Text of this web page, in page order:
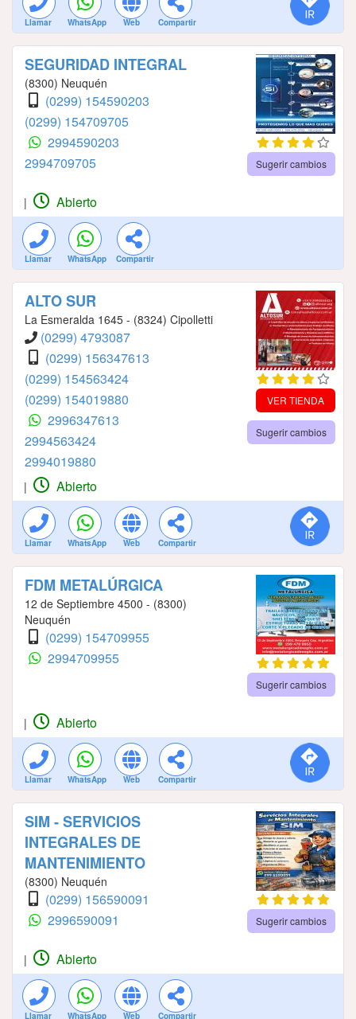
Llamar WhatsApp Web Compartir
SEGURIDAD INTEGRAL
(8300) Neuquén
(0299) 154590203
(0299) 154709705
2994590203
2994709705
Sugerir cambios
| Abierto
Llamar WhatsApp Compartir
ALTO SUR
La Esmeralda 1645 - (8324) Cipolletti
(0299) 4793087
(0299) 156347613
(0299) 154563424
(0299) 154019880
2996347613
2994563424
2994019880
VER TIENDA
Sugerir cambios
| Abierto
Llamar WhatsApp Web Compartir
FDM METALÚRGICA
12 de Septiembre 4500 - (8300)
Neuquén
(0299) 154709955
2994709955
Sugerir cambios
| Abierto
Llamar WhatsApp Web Compartir
SIM - SERVICIOS
INTEGRALES DE
MANTENIMIENTO
(8300) Neuquén
(0299) 156590091
2996590091
Sugerir cambios
| Abierto
Llamar WhatsApp Web Compartir